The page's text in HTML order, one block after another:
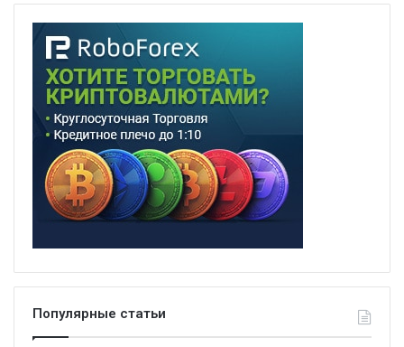
Популярные статьи